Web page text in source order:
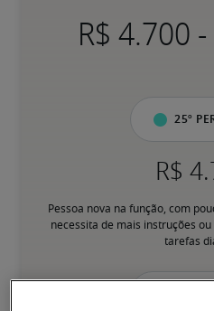
-
25º
Pessoa nova na função, com
necessita de mais instruções
tarefas